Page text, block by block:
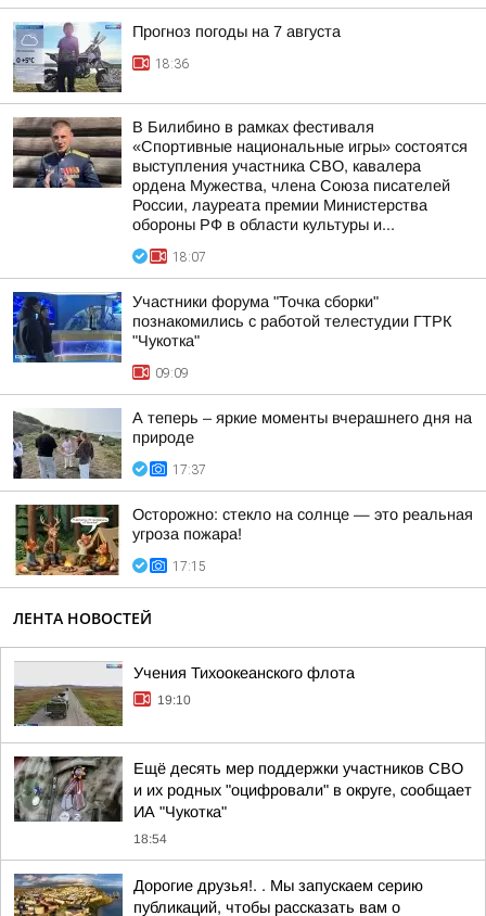
Прогноз погоды на 7 августа
18:36
В Билибино в рамках фестиваля
«Спортивные национальные игры» состоятся
выступления участника СВО, кавалера
ордена Мужества, члена Союза писателей
России, лауреата премии Министерства
обороны РФ в области культуры и...
18:07
Участники форума "Точка сборки"
познакомились с работой телестудии ГТРК
"Чукотка"
09:09
А теперь – яркие моменты вчерашнего дня на
природе
17:37
Осторожно: стекло на солнце — это реальная
угроза пожара!
17:15
ЛЕНТА НОВОСТЕЙ
Учения Тихоокеанского флота
19:10
Ещё десять мер поддержки участников СВО
и их родных "оцифровали" в округе, сообщает
ИА "Чукотка"
18:54
Дорогие друзья!. . Мы запускаем серию
публикаций, чтобы рассказать вам о